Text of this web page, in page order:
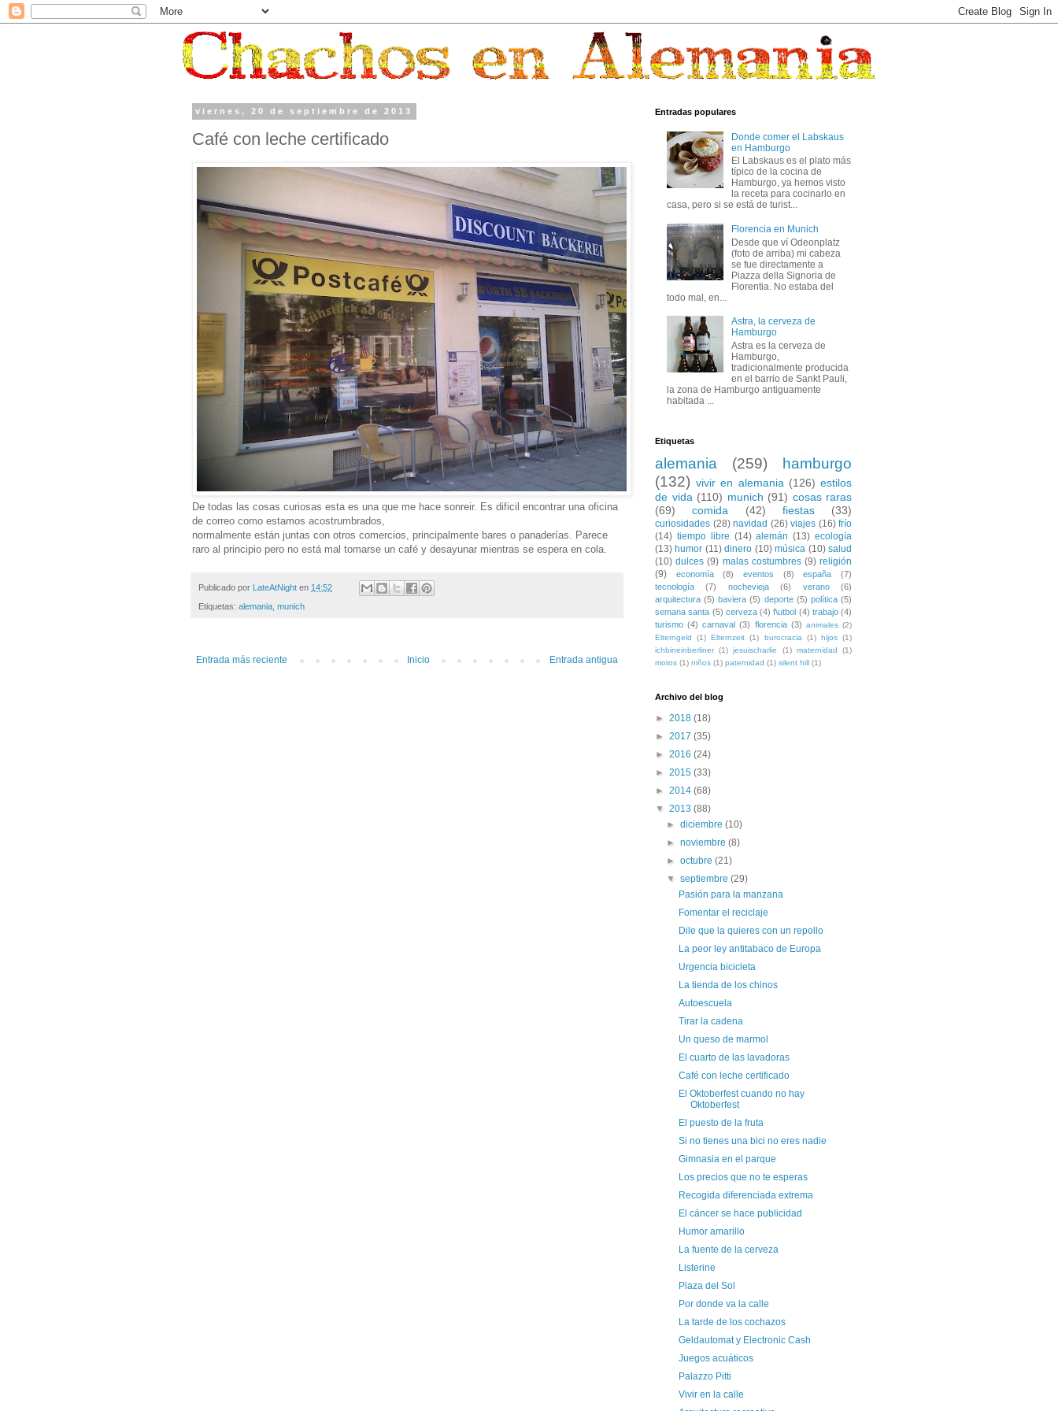
viernes, 20 de septiembre de 2013
Café con leche certificado
De todas las cosas curiosas esta es una que me hace sonreir. Es dificil encontrar una oficina
de correo como estamos acostrumbrados,
normalmente están juntas con otros comercios, principalmente bares o panaderías. Parece
raro al principio pero no está mal tomarse un café y desayunar mientras se espera en cola.
Publicado por LateAtNight en 14:52
Etiquetas: alemania munich
Entrada más reciente Entrada antigua
Inicio
Entradas populares
Donde comer el Labskaus
en Hamburgo
El Labskaus es el plato más
típico de la cocina de
Hamburgo, ya hemos visto
la receta para cocinarlo en
casa, pero si se está de turist...
Florencia en Munich
Desde que ví Odeonplatz
(foto de arriba) mi cabeza
se fue directamente a
Piazza della Signoria de
Florentia. No estaba del
todo mal, en...
Astra, la cerveza de
Hamburgo
Astra es la cerveza de
Hamburgo,
tradicionalmente producida
en el barrio de Sankt Pauli,
la zona de Hamburgo antiguamente
habitada ...
Etiquetas
alemania (259)
hamburgo
(132) vivir en alemania (126) estilos
de vida (110) munich (91) cosas raras
(69)
comida (42) fiestas (33)
curiosidades (28) navidad (26) viajes (16) frío
(14) tiempo libre (14) alemán (13) ecología
(13) humor (11) dinero (10) música (10) salud
(10) dulces (9) malas costumbres (9) religión
(9)
economía (8) eventos (8) españa
(7)
tecnología
(7) nochevieja (6) verano
(6)
arquitectura (5) baviera (5) deporte (5) política (5)
semana santa (5) cerveza (4) f\utbol (4) trabajo (4)
turismo (4) carnaval (3) florencia (3) animales (2)
Elterngeld
(1) Elternzeit (1) burocracia (1) hijos (1)
ichbineinberliner (1) jesuischarlie (1) maternidad
(1)
motos (1) niños (1) paternidad (1) silent hill (1)
Archivo del blog
► 2018 (18)
► 2017 (35)
► 2016 (24)
► 2015 (33)
► 2014 (68)
▼ 2013 (88)
►diciembre(10)
►noviembre(8)
►octubre(21)
▼septiembre(29)
Pasión para la manzana
Fomentar el reciclaje
Dile que la quieres con un repollo
La peor ley antitabaco de Europa
Urgencia bicicleta
La tienda de los chinos
Autoescuela
Tirar la cadena
Un queso de marmol
El cuarto de las lavadoras
Café con leche certificado
El Oktoberfest cuando no hay
Oktoberfest
El puesto de la fruta
Si no tienes una bici no eres nadie
Gimnasia en el parque
Los precios que no te esperas
Recogida diferenciada extrema
El cáncer se hace publicidad
Humor amarillo
La fuente de la cerveza
Listerine
Plaza del Sol
Por donde va la calle
La tarde de los cochazos
Geldautomat y Electronic Cash
Juegos acuáticos
Palazzo Pitti
Vivir en la calle